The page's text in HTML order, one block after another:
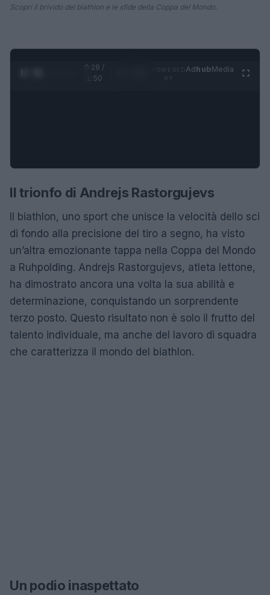
Scopri il brivido del biathlon e le sfide della Coppa del Mondo.
0:28 /
1:50
AdhubMedia
Il trionfo di Andrejs Rastorgujevs
Il biathlon, uno sport che unisce la velocità dello sci
di fondo alla precisione del tiro a segno, ha visto
un’altra emozionante tappa nella Coppa del Mondo
a Ruhpolding. Andrejs Rastorgujevs, atleta lettone,
ha dimostrato ancora una volta la sua abilità e
determinazione, conquistando un sorprendente
terzo posto. Questo risultato non è solo il frutto del
talento individuale, ma anche del lavoro di squadra
che caratterizza il mondo del biathlon.
Un podio inaspettato